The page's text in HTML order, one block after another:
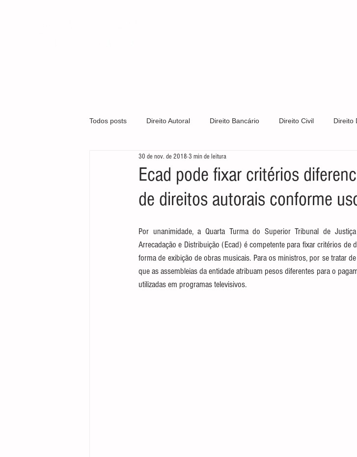
Todos posts Direito Autoral Direito Bancário Direito Civil Direito
Direito Médico Direito Trabalhista
Gestão Organizacional Marcas e Patentes Notícias LGPD
Ecad pode fixar critérios
de direitos autorais conforme
30 de nov. de 2018 3 min de leitura
Por unanimidade, a Quarta Turma do Superior Tribunal de
Arrecadação e Distribuição (Ecad) é competente para fixar critérios
forma de exibição de obras musicais. Para os ministros, por se tratar
que as assembleias da entidade atribuam pesos diferentes para o
utilizadas em programas televisivos.